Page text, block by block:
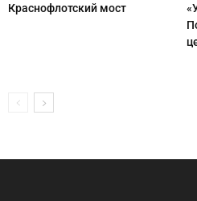
Краснофлотский мост